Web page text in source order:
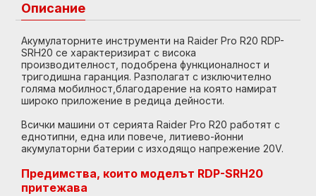
Описание
Акумулаторните инструменти на Raider Pro R20 RDP-
SRH20 се характеризират с висока
производителност, подобрена функционалност и
тригодишна гаранция. Разполагат с изключително
голяма мобилност,благодарение на която намират
широко приложение в редица дейности.
Всички машини от серията Raider Pro R20 работят с
еднотипни, една или повече, литиево-йонни
акумулаторни батерии с изходящо напрежение 20V.
Предимства, които моделът RDP-SRH20
притежава